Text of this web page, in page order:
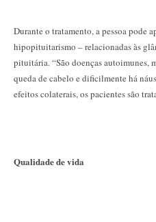
Durante o tratamento, a pessoa pode
hipopituitarismo – relacionadas às
pituitária. “São doenças autoimunes,
queda de cabelo e dificilmente há
efeitos colaterais, os pacientes são
Qualidade de vida